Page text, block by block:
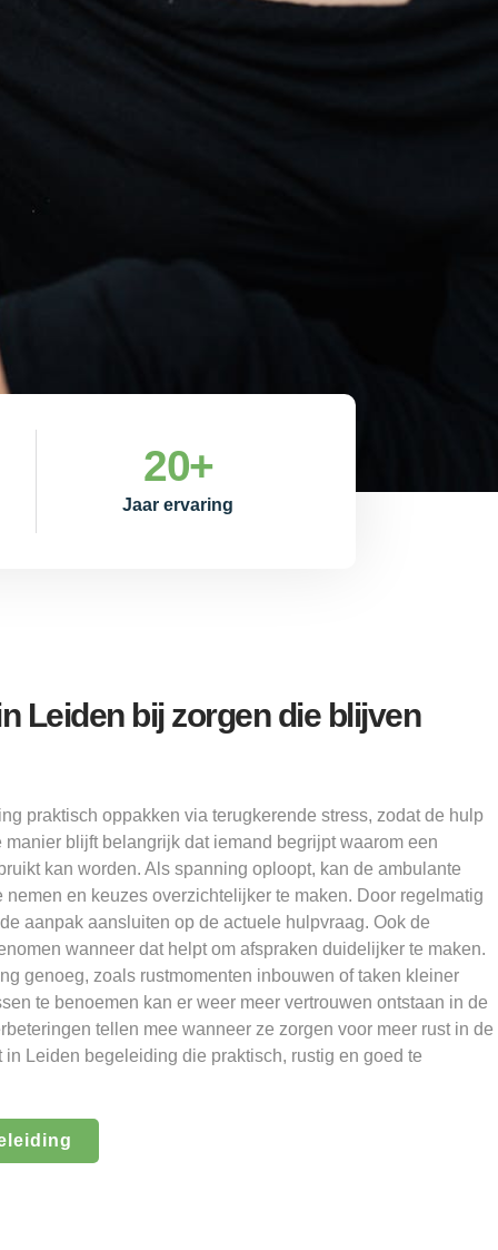
Jaar ervaring
20+
Leiden bij zorgen die blijven
praktisch oppakken via terugkerende stress, zodat de hulp
blijft belangrijk dat iemand begrijpt waarom een
kan worden. Als spanning oploopt, kan de ambulante
nemen en keuzes overzichtelijker te maken. Door regelmatig
aanpak aansluiten op de actuele hulpvraag. Ook de
wanneer dat helpt om afspraken duidelijker te maken.
genoeg, zoals rustmomenten inbouwen of taken kleiner
te benoemen kan er weer meer vertrouwen ontstaan in de
tellen mee wanneer ze zorgen voor meer rust in de
Leiden begeleiding die praktisch, rustig en goed te